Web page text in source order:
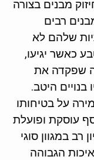
מבנים בצורה
רבים
שלהם לא
כאשר יגיעו,
שפקדה את
היטב.
על בטיחותו
עוסקת ופועלת
רב במגוון סוגי
הגבוהה